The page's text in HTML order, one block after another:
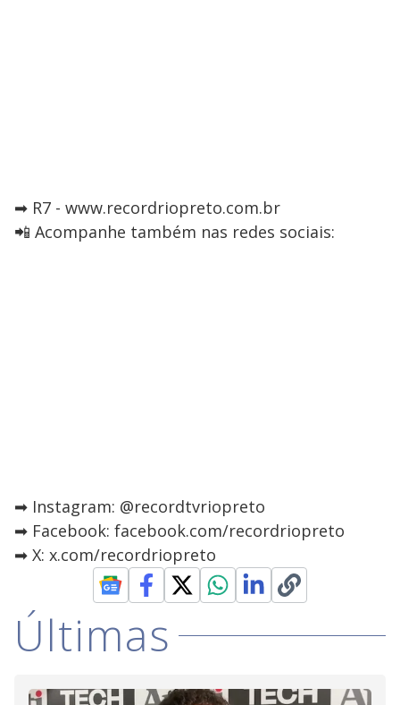
➡ R7 - www.recordriopreto.com.br
📲 Acompanhe também nas redes sociais:
➡ Instagram: @recordtvriopreto
➡ Facebook: facebook.com/recordriopreto
➡ X: x.com/recordriopreto
Últimas